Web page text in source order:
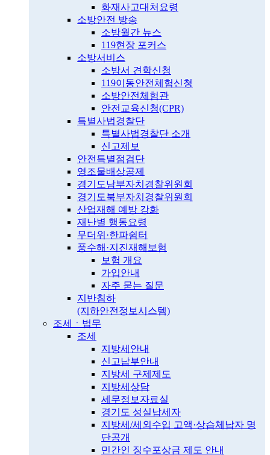
화재사고대처요령
소방안전 방송
소방월간 뉴스
119현장 포커스
소방서비스
소방서 견학신청
119이동안전체험신청
소방안전체험관
안전교육신청(CPR)
특별사법경찰단
특별사법경찰단 소개
신고제보
안전특별점검단
영조물배상공제
경기도남부자치경찰위원회
경기도북부자치경찰위원회
산업재해 예방 강화
재난별 행동요령
무더위·한파쉼터
풍수해·지진재해보험
보험 개요
가입안내
자주 묻는 질문
지반침하
(지하안전정보시스템)
조세ㆍ법무
조세
지방세안내
신고납부안내
지방세 구제제도
지방세상담
세무정보자료실
경기도 성실납세자
지방세/세외수입 고액·상습체납자 명
단공개
민간인 징수포상금 제도 안내